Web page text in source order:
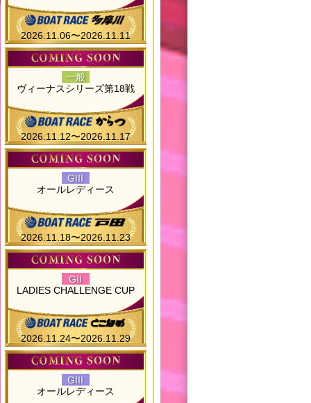
2026.11.06〜2026.11.11
一般
ヴィーナスシリーズ第18戦
2026.11.12〜2026.11.17
GIII
オールレディース
2026.11.18〜2026.11.23
GII
LADIES CHALLENGE CUP
2026.11.24〜2026.11.29
GIII
オールレディース